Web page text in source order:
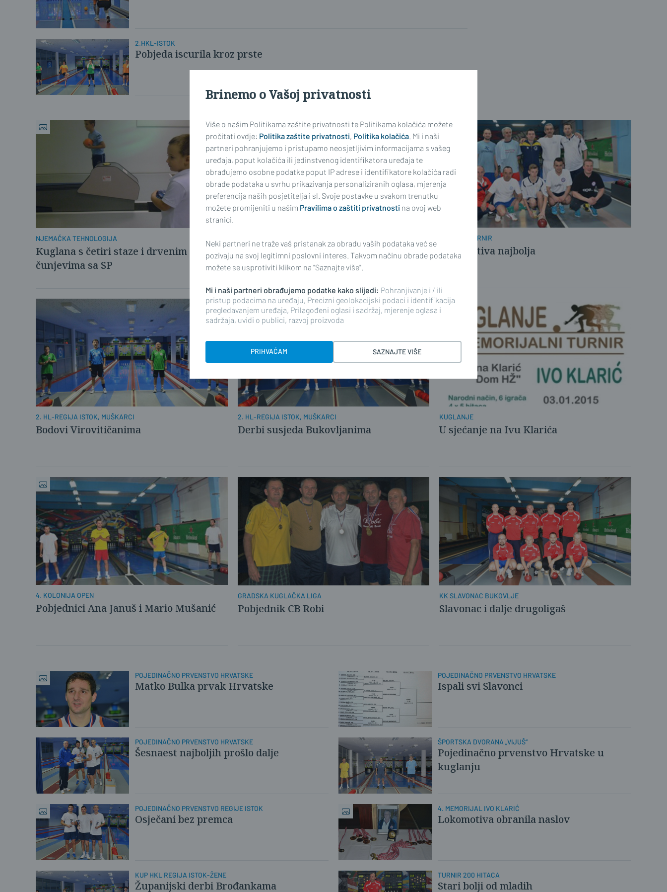
2.HKL-ISTOK
Pobjeda iscurila kroz prste
NJEMAČKA TEHNOLOGIJA
Kuglana s četiri staze i drvenim
čunjevima sa SP
Mušaniću naslov najboljeg
USKRSNI TURNIR
Lokomotiva najbolja
2. HL-REGIJA ISTOK, MUŠKARCI
Bodovi Virovitičanima
2. HL-REGIJA ISTOK, MUŠKARCI
Derbi susjeda Bukovljanima
KUGLANJE
U sjećanje na Ivu Klarića
4. KOLONIJA OPEN
Pobjednici Ana Januš i Mario Mušanić
GRADSKA KUGLAČKA LIGA
Pobjednik CB Robi
KK SLAVONAC BUKOVLJE
Slavonac i dalje drugoligaš
POJEDINAČNO PRVENSTVO HRVATSKE
Matko Bulka prvak Hrvatske
POJEDINAČNO PRVENSTVO HRVATSKE
Ispali svi Slavonci
POJEDINAČNO PRVENSTVO HRVATSKE
Šesnaest najboljih prošlo dalje
ŠPORTSKA DVORANA „VIJUŠ“
Pojedinačno prvenstvo Hrvatske u
kuglanju
POJEDINAČNO PRVENSTVO REGIJE ISTOK
Osječani bez premca
4. MEMORIJAL IVO KLARIĆ
Lokomotiva obranila naslov
KUP HKL REGIJA ISTOK-ŽENE
Županijski derbi Brođankama
TURNIR 200 HITACA
Stari bolji od mladih
Brinemo o Vašoj privatnosti
Više o našim Politikama zaštite privatnosti te Politikama kolačića možete
pročitati ovdje: Politika zaštite privatnosti, Politika kolačića . Mi i naši
partneri pohranjujemo i pristupamo neosjetljivim informacijama s vašeg
uređaja, poput kolačića ili jedinstvenog identifikatora uređaja te
obrađujemo osobne podatke poput IP adrese i identifikatore kolačića radi
obrade podataka u svrhu prikazivanja personaliziranih oglasa, mjerenja
preferencija naših posjetitelja i sl. Svoje postavke u svakom trenutku
možete promijeniti u našim Pravilima o zaštiti privatnosti na ovoj web
stranici.
Neki partneri ne traže vaš pristanak za obradu vaših podataka već se
pozivaju na svoj legitimni poslovni interes. Takvom načinu obrade podataka
možete se usprotiviti klikom na "Saznajte više".
Mi i naši partneri obrađujemo podatke kako slijedi: Pohranjivanje i / ili
pristup podacima na uređaju, Precizni geolokacijski podaci i identifikacija
pregledavanjem uređaja, Prilagođeni oglasi i sadržaj, mjerenje oglasa i
sadržaja, uvidi o publici, razvoj proizvoda
PRIHVAĆAM SAZNAJTE VIŠE